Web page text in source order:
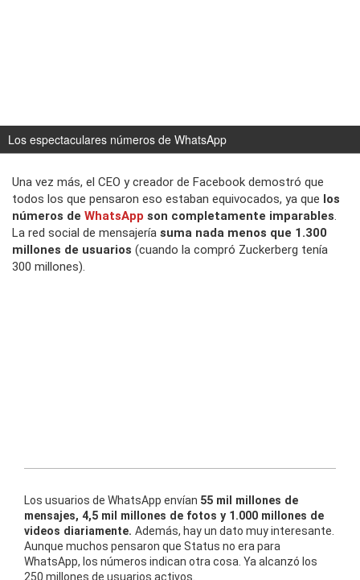
Los espectaculares números de WhatsApp
Una vez más, el CEO y creador de Facebook demostró que
todos los que pensaron eso estaban equivocados, ya que los
números de WhatsApp son completamente imparables.
La red social de mensajería suma nada menos que 1.300
millones de usuarios (cuando la compró Zuckerberg tenía
300 millones).
Los usuarios de WhatsApp envían 55 mil millones de
mensajes, 4,5 mil millones de fotos y 1.000 millones de
videos diariamente. Además, hay un dato muy interesante.
Aunque muchos pensaron que Status no era para
WhatsApp, los números indican otra cosa. Ya alcanzó los
250 millones de usuarios activos.